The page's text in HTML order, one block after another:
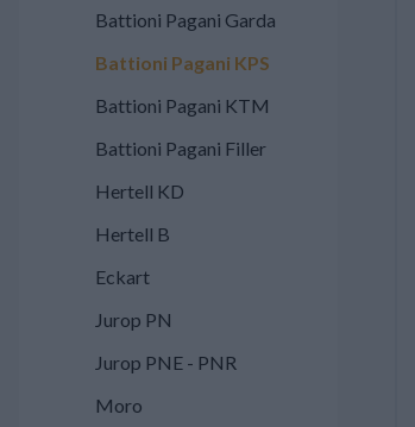
Battioni Pagani Garda
Battioni Pagani KPS
Battioni Pagani KTM
Battioni Pagani Filler
Hertell KD
Hertell B
Eckart
Jurop PN
Jurop PNE - PNR
Moro